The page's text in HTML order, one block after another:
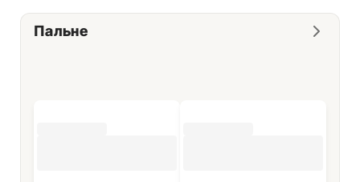
Пальне